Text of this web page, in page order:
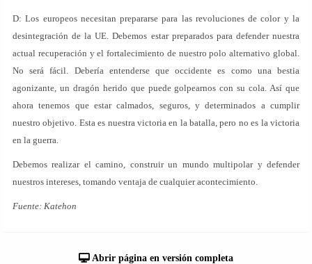
D: Los europeos necesitan prepararse para las revoluciones de color y la
desintegración de la UE. Debemos estar preparados para defender nuestra
actual recuperación y el fortalecimiento de nuestro polo alternativo global.
No será fácil. Debería entenderse que occidente es como una bestia
agonizante, un dragón herido que puede golpearnos con su cola. Así que
ahora tenemos que estar calmados, seguros, y determinados a cumplir
nuestro objetivo. Esta es nuestra victoria en la batalla, pero no es la victoria
en la guerra.
Debemos realizar el camino, construir un mundo multipolar y defender
nuestros intereses, tomando ventaja de cualquier acontecimiento.
Fuente: Katehon
Abrir página en versión completa